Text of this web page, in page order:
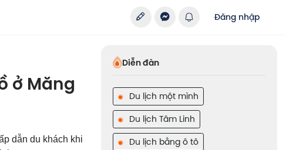
Đăng nhập
ở Măng
dẫn du khách khi
Diễn đàn
Du lịch một mình
Du lịch Tâm Linh
Du lịch bằng ô tô